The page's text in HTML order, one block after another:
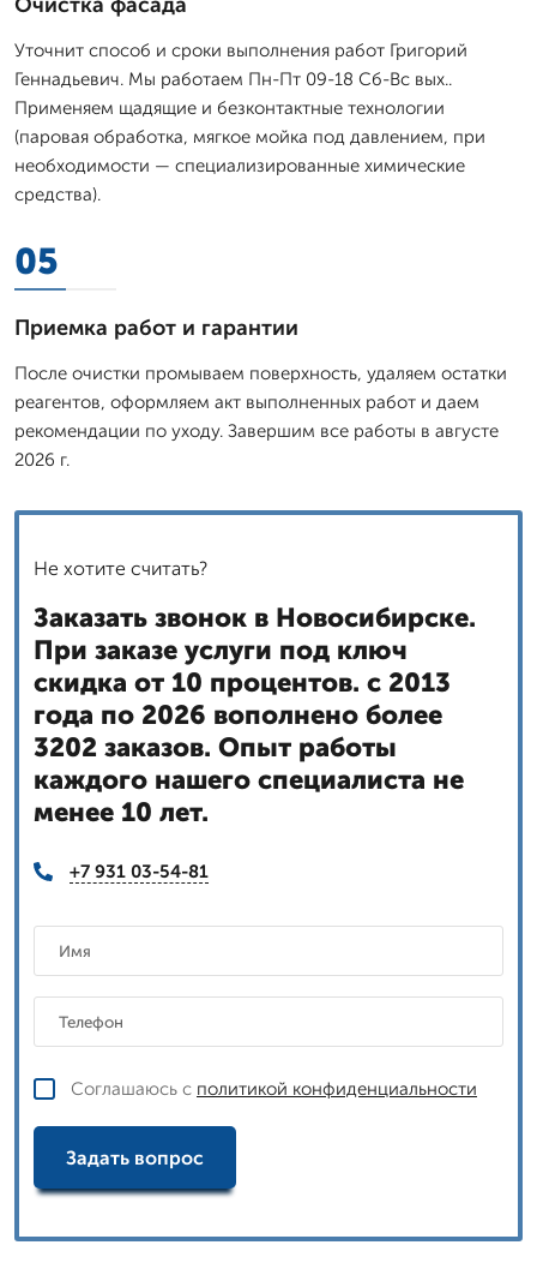
Уточнит способ и сроки выполнения работ Григорий
Геннадьевич. Мы работаем Пн-Пт 09-18 Сб-Вс вых..
Применяем щадящие и безконтактные технологии
(паровая обработка, мягкое мойка под давлением, при
необходимости — специализированные химические
средства).
05
Приемка работ и гарантии
После очистки промываем поверхность, удаляем остатки
реагентов, оформляем акт выполненных работ и даем
рекомендации по уходу. Завершим все работы в августе
2026 г.
Не хотите считать?
Заказать звонок в Новосибирске.
При заказе услуги под ключ
скидка от 10 процентов. с 2013
года по 2026 вополнено более
3202 заказов. Опыт работы
каждого нашего специалиста не
менее 10 лет.
+7 931 03-54-81
Соглашаюсь с политикой конфиденциальности
Задать вопрос